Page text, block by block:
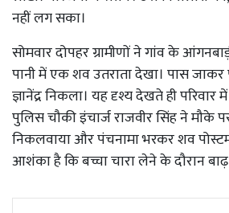
नहीं लग सका।
सोमवार दोपहर ग्रामीणों ने गांव के
पानी में एक शव उतराता देखा। पास
ज्ञानेंद्र निकला। यह दृश्य देखते ही
पुलिस चौकी इंचार्ज राजवीर सिंह ने मौके
निकलवाया और पंचनामा भरकर शव
आशंका है कि बच्चा चारा लेने के दौरान